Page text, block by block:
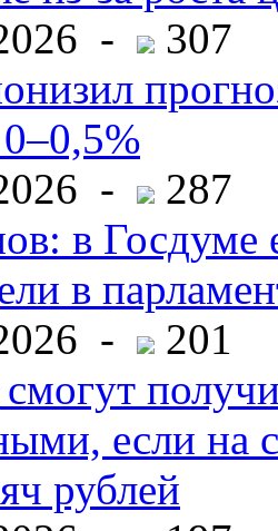
-
307
-
287
в Госдуме
в
-
201
если на
рублей